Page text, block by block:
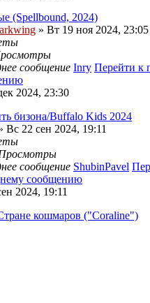
(Spellbound, 2024)
» Вт 19 ноя 2024, 23:05
сообщение Inry Перейти к
2024, 23:30
бизона/Buffalo Kids 2024
Вс 22 сен 2024, 19:11
сообщение ShubinPavel
сообщению
2024, 19:11
кошмаров ("Coraline")